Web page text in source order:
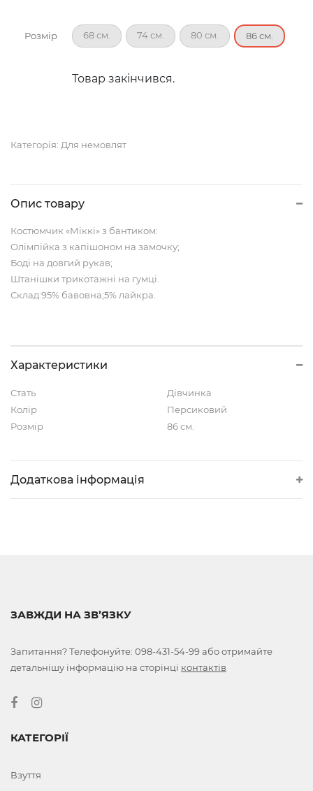
Розмір 68 см. 74 см. 80 см. 86 см.
Товар закінчився.
Категорія: Для немовлят
Опис товару
Костюмчик «Міккі» з бантиком:
Олімпійка з капішоном на замочку;
Боді на довгий рукав;
Штанішки трикотажні на гумці.
Склад:95% бавовна;5% лайкра.
Характеристики
Стать
Дівчинка
Колір
Персиковий
Розмір
86 см.
Додаткова інформація
ЗАВЖДИ НА ЗВ’ЯЗКУ
Запитання? Телефонуйте: 098-431-54-99або отримайте
детальнішу інформацію на сторінці контактів
КАТЕГОРІЇ
Взуття